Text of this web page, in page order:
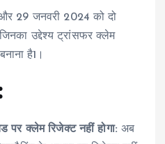
29 जनवरी 2024 को दो
उद्देश्य ट्रांसफर क्लेम
है1 ।
पर क्लेम रिजेक्ट नहीं होगा: अब